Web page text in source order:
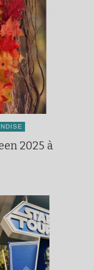
2025 à